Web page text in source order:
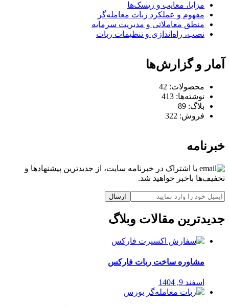
مزایا، معایب و ریسک‌ها
مفهوم و عملکرد ربات معامله‌گر
منطق معاملاتی و مدیریت سرمایه
نصب، راه‌اندازی و تنظیمات ربات
آمار و گزارش‌ها
محصولات: 42
نوشته‌ها: 413
بلاگ: 89
فروش: 322
خبرنامه
با اشتراک در خبرنامه سایت، از جدیدترین پیشنهادها و
تخفیف‌ها باخبر خواهید شد.
ارسال
جدیدترین مقالات وبلاگ
مشاوره ساخت ربات فارکس
اسفند 9, 1404